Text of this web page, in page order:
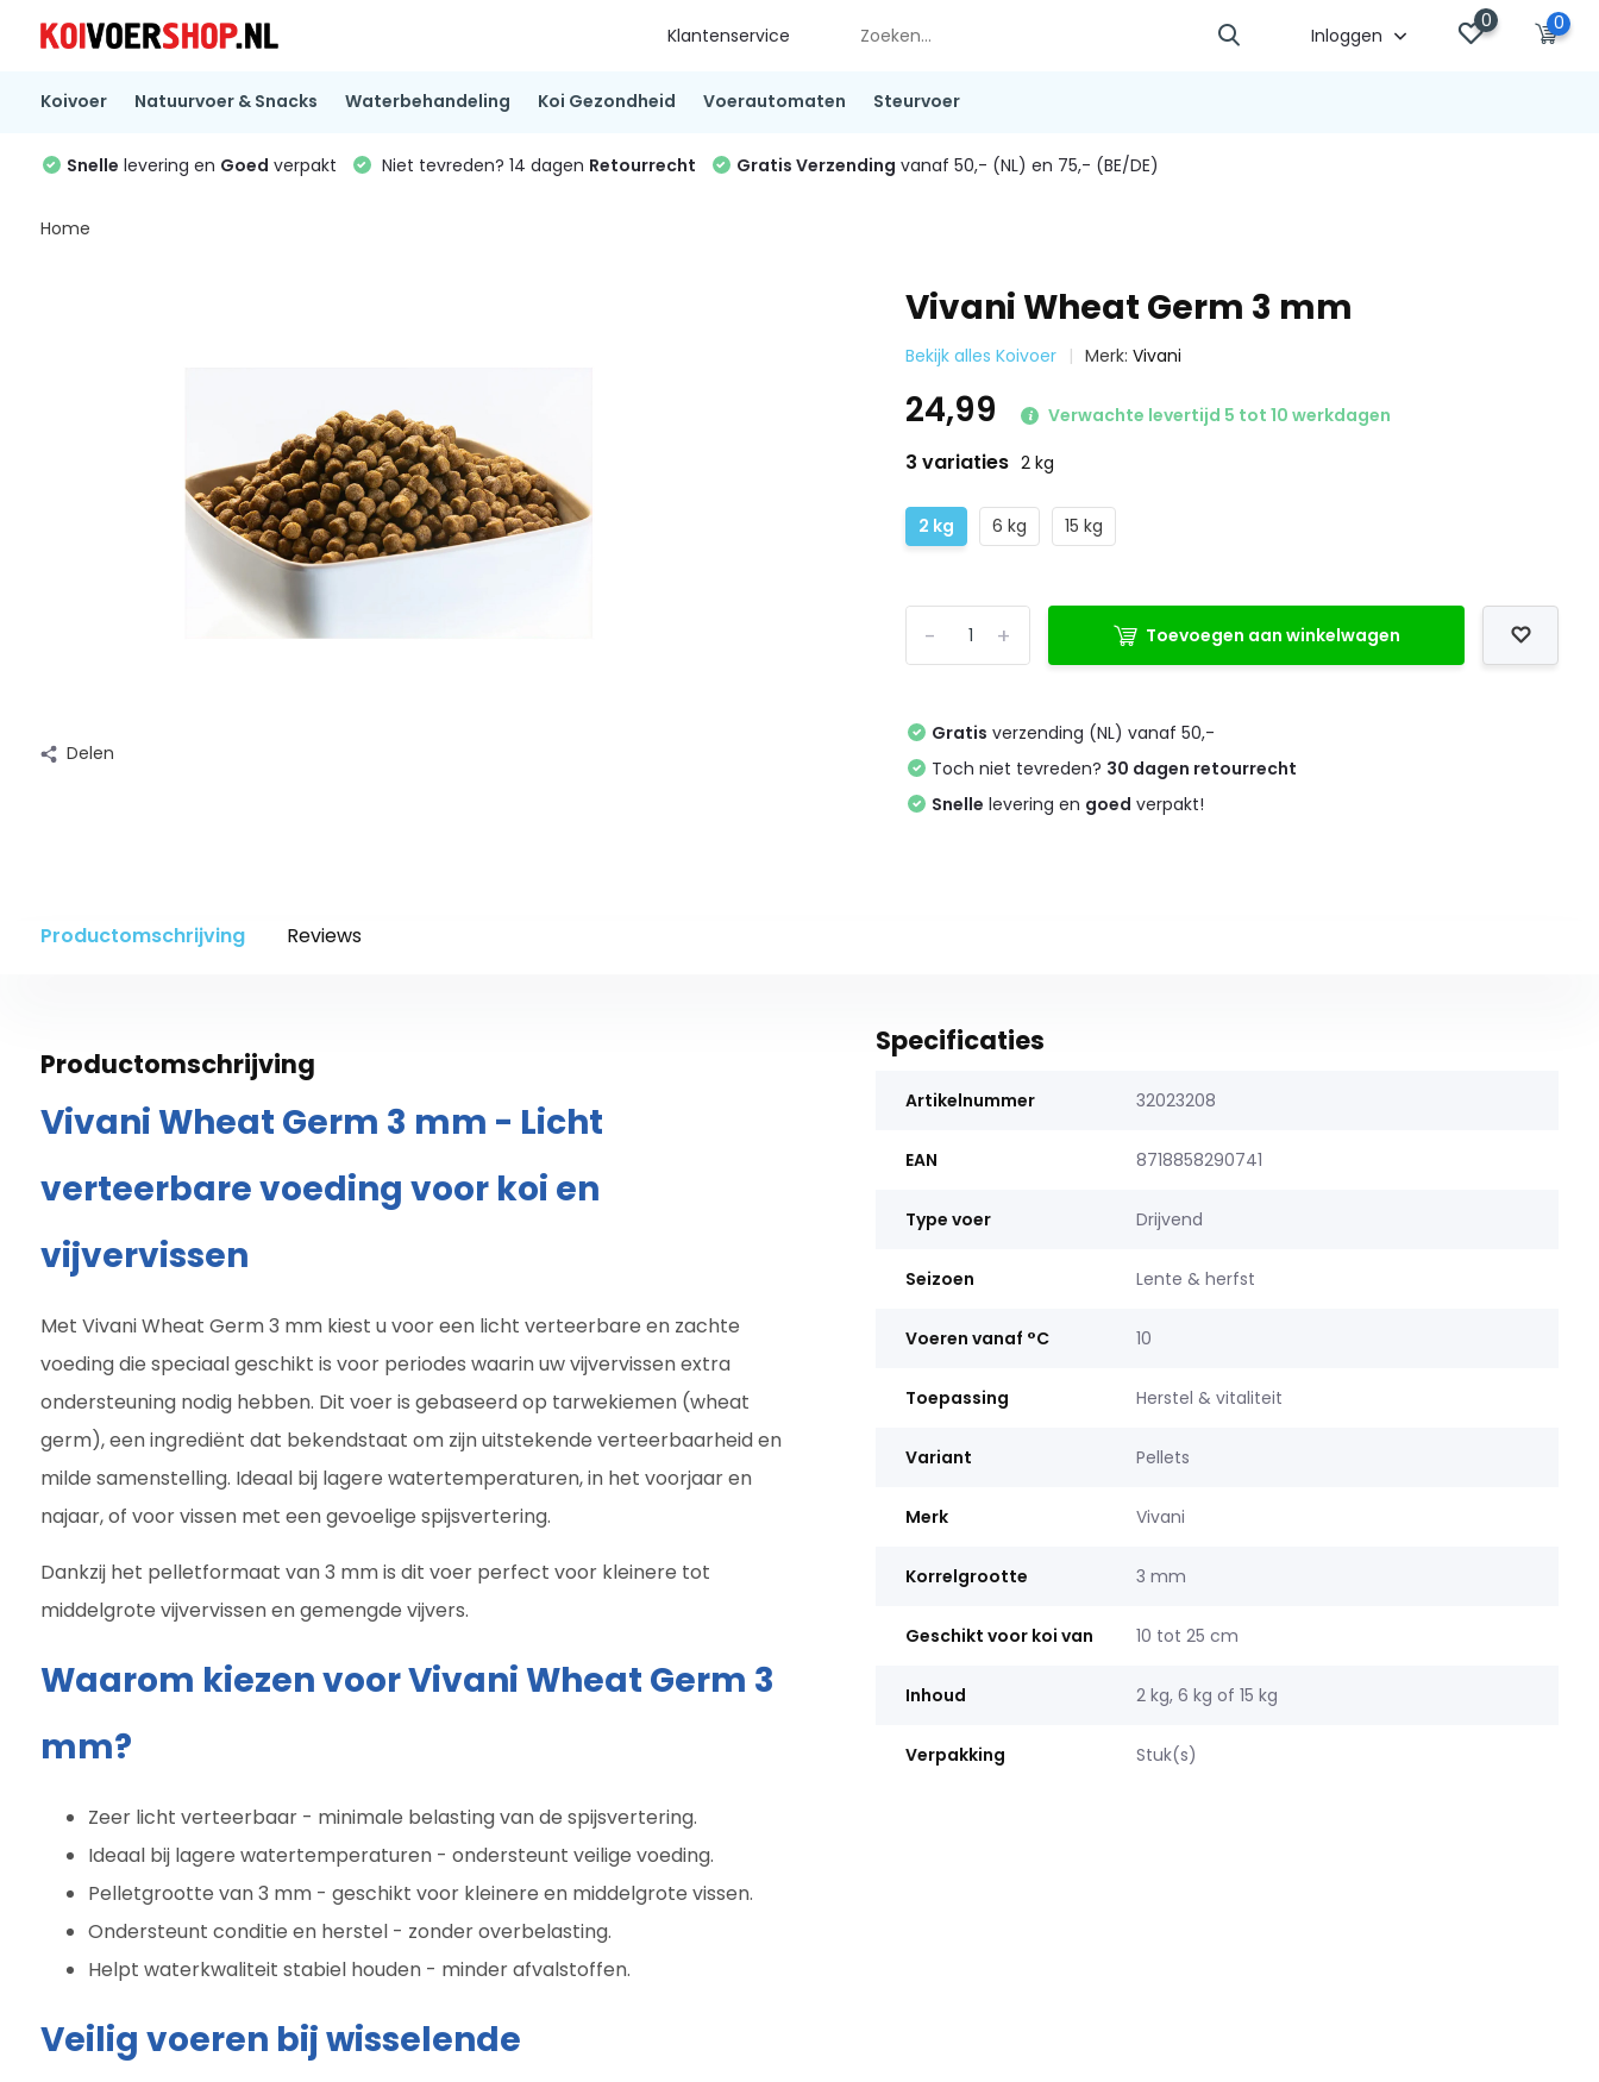
Klantenservice Inloggen
0 0
Koivoer Natuurvoer & Snacks Waterbehandeling Koi Gezondheid Voerautomaten Steurvoer
Snelle levering en Goed verpakt Niet tevreden? 14 dagen Retourrecht Gratis Verzending vanaf 50,- (NL) en 75,- (BE/DE)
Home
Delen
Vivani Wheat Germ 3 mm
Bekijk alles Koivoer Merk:Vivani
24,99 Verwachte levertijd 5 tot 10 werkdagen
3 variaties 2 kg
2 kg 6 kg 15 kg
+
- Toevoegen aan winkelwagen
Gratis verzending (NL) vanaf 50,-
Toch niet tevreden? 30 dagen retourrecht
Snelle levering en goed verpakt!
Productomschrijving Reviews
Productomschrijving
Vivani Wheat Germ 3 mm - Licht
verteerbare voeding voor koi en
vijvervissen
Met Vivani Wheat Germ 3 mm kiest u voor een licht verteerbare en zachte
voeding die speciaal geschikt is voor periodes waarin uw vijvervissen extra
ondersteuning nodig hebben. Dit voer is gebaseerd op tarwekiemen (wheat
germ), een ingrediënt dat bekendstaat om zijn uitstekende verteerbaarheid en
milde samenstelling. Ideaal bij lagere watertemperaturen, in het voorjaar en
najaar, of voor vissen met een gevoelige spijsvertering.
Dankzij het pelletformaat van 3 mm is dit voer perfect voor kleinere tot
middelgrote vijvervissen en gemengde vijvers.
Waarom kiezen voor Vivani Wheat Germ 3
mm?
Zeer licht verteerbaar - minimale belasting van de spijsvertering.
Ideaal bij lagere watertemperaturen - ondersteunt veilige voeding.
Pelletgrootte van 3 mm - geschikt voor kleinere en middelgrote vissen.
Ondersteunt conditie en herstel - zonder overbelasting.
Helpt waterkwaliteit stabiel houden - minder afvalstoffen.
Veilig voeren bij wisselende
Specificaties
Artikelnummer 32023208
EAN 8718858290741
Type voer Drijvend
Seizoen Lente & herfst
Voeren vanaf °C 10
Toepassing Herstel & vitaliteit
Variant Pellets
Merk Vivani
Korrelgrootte 3 mm
Geschikt voor koi van 10 tot 25 cm
Inhoud 2 kg, 6 kg of 15 kg
Verpakking Stuk(s)